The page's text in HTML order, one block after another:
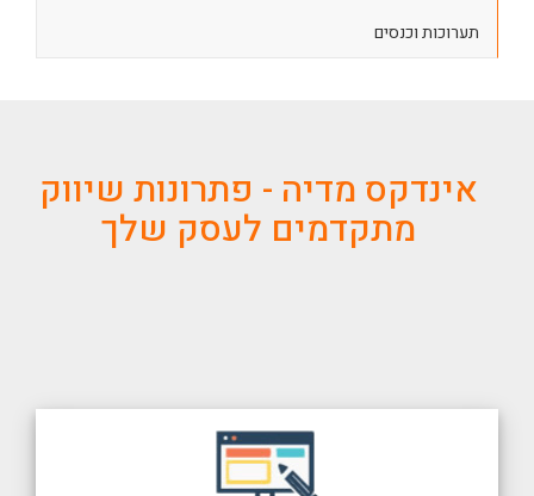
תערוכות וכנסים
אינדקס מדיה - פתרונות שיווק
מתקדמים לעסק שלך